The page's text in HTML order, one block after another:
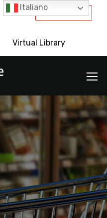
International
Virtual Library
Italiano